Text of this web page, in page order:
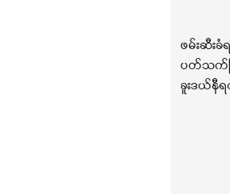
ဖမ်းဆီး
ပတ်သက်ပ
ခူးဒယ်နီ